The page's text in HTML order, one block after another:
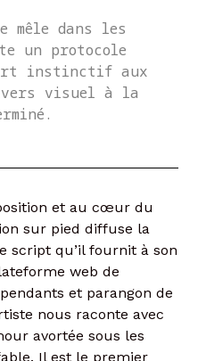
dans les
un protocole
instinctif aux
visuel à la
et au cœur du
sur pied diffuse la
script qu’il fournit à son
web de
et parangon de
nous raconte avec
avortée sous les
Il est le premier